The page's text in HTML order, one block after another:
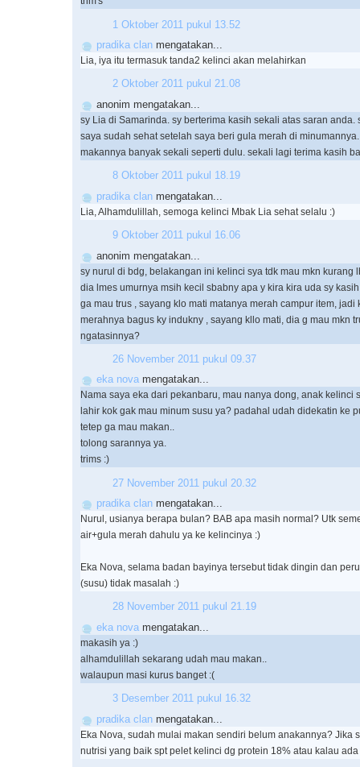
1 Oktober 2011 pukul 13.52
pradika clan mengatakan...
Lia, iya itu termasuk tanda2 kelinci akan melahirkan
2 Oktober 2011 pukul 21.08
anonim mengatakan...
sy Lia di Samarinda. sy berterima kasih sekali atas saran anda.
saya sudah sehat setelah saya beri gula merah di
makannya banyak sekali seperti dulu. sekali lagi terima kasih
8 Oktober 2011 pukul 18.19
pradika clan mengatakan...
Lia, Alhamdulillah, semoga kelinci Mbak Lia sehat selalu :)
9 Oktober 2011 pukul 16.06
anonim mengatakan...
sy nurul di bdg, belakangan ini kelinci sya tdk mau mkn kurang
dia lmes umurnya msih kecil sbabny apa y kira kira uda sy
ga mau trus , sayang klo mati matanya merah campur item, jadi
merahnya bagus ky indukny , sayang kllo mati, dia g mau mkn
ngatasinnya?
26 November 2011 pukul 09.37
eka nova mengatakan...
Nama saya eka dari pekanbaru, mau nanya dong, anak kelinci
lahir kok gak mau minum susu ya? padahal udah didekatin ke
tetep ga mau makan..
tolong sarannya ya.
trims :)
27 November 2011 pukul 20.32
pradika clan mengatakan...
Nurul, usianya berapa bulan? BAB apa masih normal? Utk
air+gula merah dahulu ya ke kelincinya :)
Eka Nova, selama badan bayinya tersebut tidak dingin dan
(susu) tidak masalah :)
28 November 2011 pukul 21.19
eka nova mengatakan...
makasih ya :)
alhamdulillah sekarang udah mau makan..
walaupun masi kurus banget :(
3 Desember 2011 pukul 16.32
pradika clan mengatakan...
Eka Nova, sudah mulai makan sendiri belum anakannya? Jika
nutrisi yang baik spt pelet kelinci dg protein 18% atau kalau